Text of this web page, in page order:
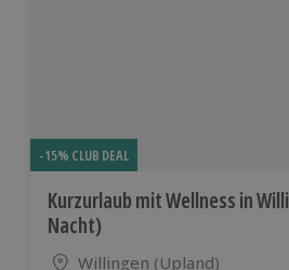
-15% CLUB DEAL
Kurzurlaub mit Wellness in
Nacht)
Standort
Willingen (Upland)